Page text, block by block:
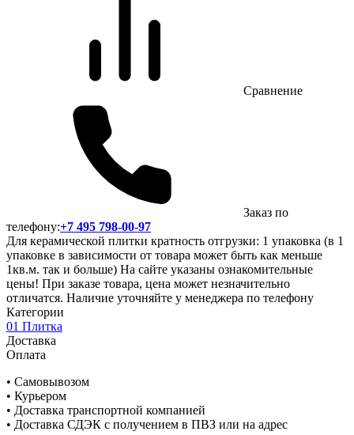
Сравнение
Заказ по
телефону:+7 495 798-00-97
Для керамической плитки кратность отгрузки: 1 упаковка (в 1
упаковке в зависимости от товара может быть как меньше
1кв.м. так и больше) На сайте указаны ознакомительные
цены! При заказе товара, цена может незначительно
отличатся. Наличие уточняйте у менеджера по телефону
Категории
01 Плитка
Доставка
Оплата
• Самовывозом
• Курьером
• Доставка транспортной компанией
• Доставка СДЭК с получением в ПВЗ или на адрес